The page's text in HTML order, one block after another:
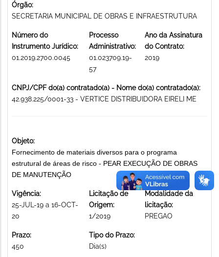
Órgão:
SECRETARIA MUNICIPAL DE OBRAS E INFRAESTRUTURA
Número do
Instrumento Jurídico:
01.2019.2700.0045
Processo
Administrativo:
01.023709.19-
57
Ano da Assinatura
do Contrato:
2019
CNPJ/CPF do(a) contratado(a) - Nome do(a) contratado(a):
42.938.225/0001-33 - VERTICE DISTRIBUIDORA EIRELI ME
Objeto:
Fornecimento de materiais diversos para o programa
estrutural de áreas de risco - PEAR EXECUÇÃO DE OBRAS
DE MANUTENÇÃO
Vigência:
25-JUL-19 a 16-OCT-
20
Licitação de
Origem:
1/2019
Modalidade da
licitação:
PREGAO
Prazo:
450
Tipo do Prazo:
Dia(s)